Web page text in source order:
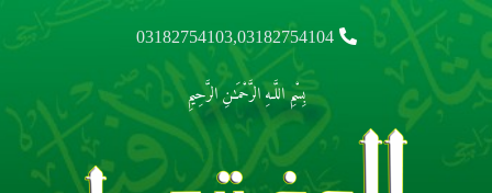
03182754103,03182754104
بِسْمِ اللَّـهِ الرَّحْمَـٰنِ الرَّحِيمِ